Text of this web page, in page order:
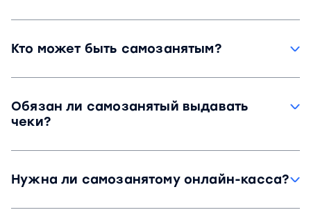
режим налогообложения НПД (на
профессиональный доход).
Кто может быть самозанятым?
условий.
Обязан ли самозанятый выдавать
чеки?
любом расчете с клиентом, независимо от
суммы оплаты.
Нужна ли самозанятому онлайн-касса?